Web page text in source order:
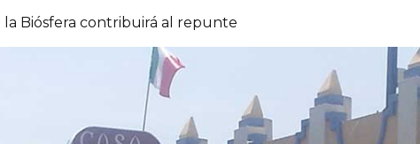
la Biósfera contribuirá al repunte